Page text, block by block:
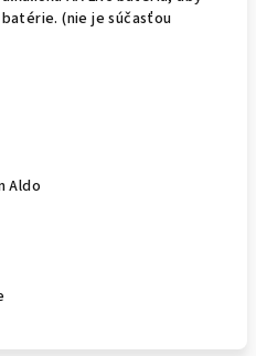
(nie je súčasťou
Aldo